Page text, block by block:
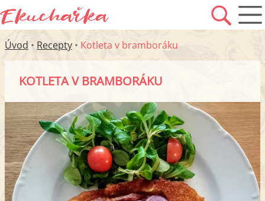
Úvod • Recepty • Kotleta v bramboráku
KOTLETA V BRAMBORÁKU